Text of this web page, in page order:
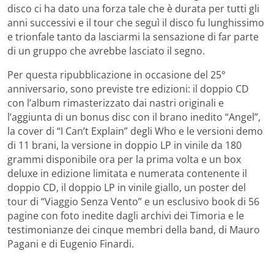
disco ci ha dato una forza tale che è durata per tutti gli
anni successivi e il tour che seguì il disco fu lunghissimo
e trionfale tanto da lasciarmi la sensazione di far parte
di un gruppo che avrebbe lasciato il segno.
Per questa ripubblicazione in occasione del 25°
anniversario, sono previste tre edizioni: il doppio CD
con l’album rimasterizzato dai nastri originali e
l’aggiunta di un bonus disc con il brano inedito “Angel”,
la cover di “I Can’t Explain” degli Who e le versioni demo
di 11 brani, la versione in doppio LP in vinile da 180
grammi disponibile ora per la prima volta e un box
deluxe in edizione limitata e numerata contenente il
doppio CD, il doppio LP in vinile giallo, un poster del
tour di “Viaggio Senza Vento” e un esclusivo book di 56
pagine con foto inedite dagli archivi dei Timoria e le
testimonianze dei cinque membri della band, di Mauro
Pagani e di Eugenio Finardi.